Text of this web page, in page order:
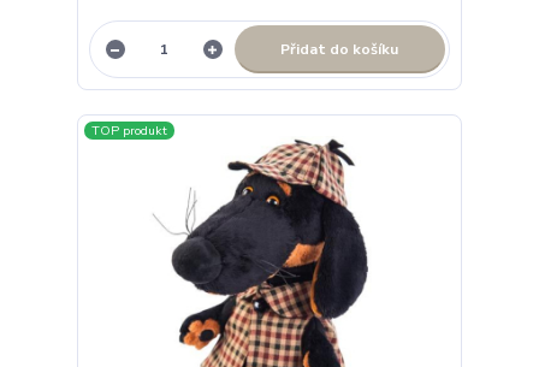
Přidat do košíku
TOP produkt